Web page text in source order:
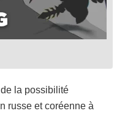
la possibilité
russe et coréenne à